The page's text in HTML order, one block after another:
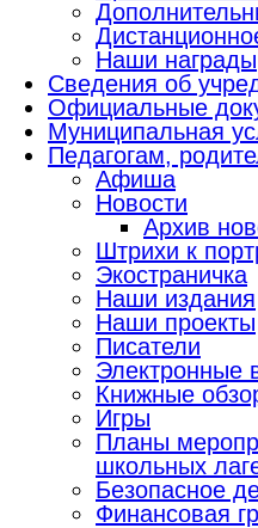
Наши награды
Сведения об
Официальные
Муниципальная
Педагогам,
Афиша
Новости
Архив
Штрихи к
Экостраничка
Наши издания
Наши проекты
Писатели
Электронные
Книжные
Игры
Планы
школьных
Безопасное
Финансовая